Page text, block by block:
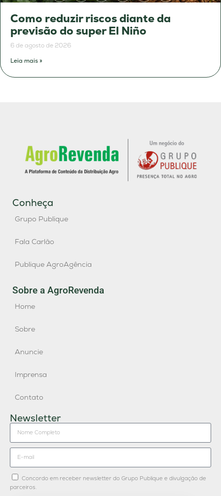
Como reduzir riscos diante da
previsão do super El Niño
6 de agosto de 2026
Leia mais »
Conheça
Grupo Publique
Fala Carlão
Publique AgroAgência
Sobre a AgroRevenda
Home
Sobre
Anuncie
Imprensa
Contato
Newsletter
Concordo em receber newsletter do Grupo Publique e divulgação de
parceiros.